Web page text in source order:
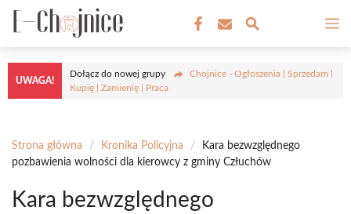
Przejdź
treści
UWAGA!
Dołącz do nowej grupy
Chojnice - Ogłoszenia | Sprzedam |
Kupię | Zamienię | Praca
Strona główna / Kronika Policyjna /
Kara bezwzględnego
pozbawienia wolności dla kierowcy z gminy Człuchów
Kara bezwzględnego